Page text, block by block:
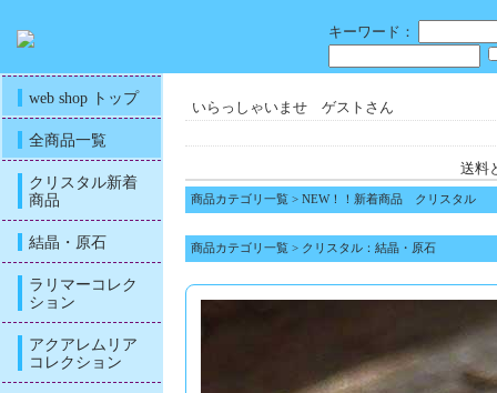
キーワード：
web shop トップ
全商品一覧
クリスタル新着
商品
結晶・原石
ラリマーコレク
ション
アクアレムリア
コレクション
いらっしゃいませ ゲストさん
送料
商品カテゴリ一覧 > NEW！！新着商品 クリスタル
商品カテゴリ一覧 > クリスタル：結晶・原石